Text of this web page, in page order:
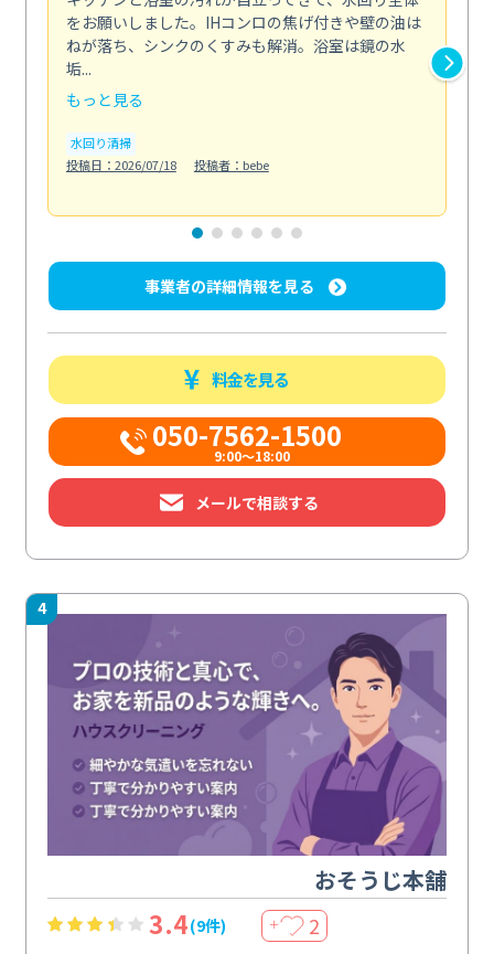
をお願いしました。IHコンロの焦げ付きや壁の油は
ねが落ち、シンクのくすみも解消。浴室は鏡の水
垢...
もっと見る
水回り清掃
投稿日：2026/07/18
投稿者：bebe
事業者の詳細情報を見る
料金を見る
050-7562-1500
9:00～18:00
メールで相談する
4
おそうじ本舗
3.4(9件) ＋ 2